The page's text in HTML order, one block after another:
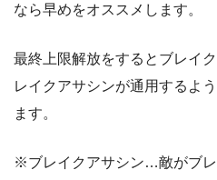
なら早めをオススメします。
最終上限解放をするとブレイ
レイクアサシンが通用するよ
ます。
※ブレイクアサシン…敵がブ